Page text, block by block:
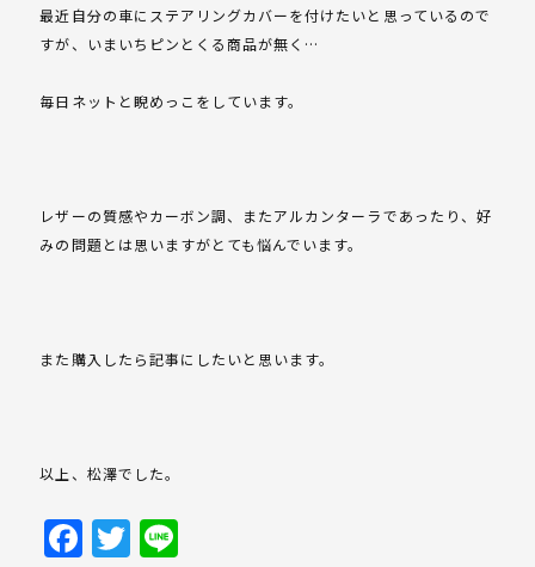
最近自分の車にステアリングカバーを付けたいと思っているので
すが、いまいちピンとくる商品が無く…
毎日ネットと睨めっこをしています。
レザーの質感やカーボン調、またアルカンターラであったり、好
みの問題とは思いますがとても悩んでいます。
また購入したら記事にしたいと思います。
以上、松澤でした。
Facebook
Twitter